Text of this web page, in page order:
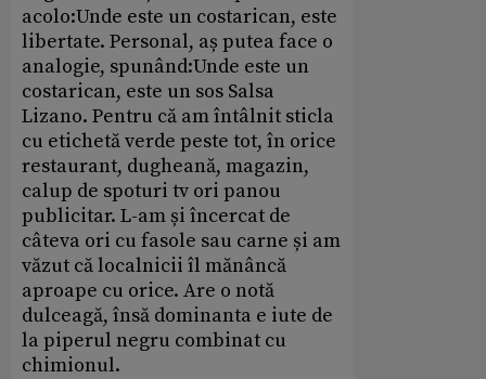
acolo:Unde este un costarican, este
libertate. Personal, aș putea face o
analogie, spunând:Unde este un
costarican, este un sos Salsa
Lizano. Pentru că am întâlnit sticla
cu etichetă verde peste tot, în orice
restaurant, dugheană, magazin,
calup de spoturi tv ori panou
publicitar. L-am și încercat de
câteva ori cu fasole sau carne și am
văzut că localnicii îl mănâncă
aproape cu orice. Are o notă
dulceagă, însă dominanta e iute de
la piperul negru combinat cu
chimionul.